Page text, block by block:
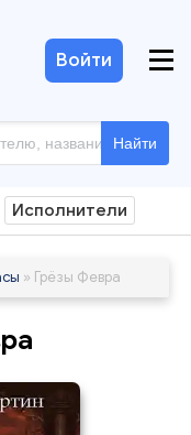
Найти
Войти
Исполнители
» Грёзы Февра